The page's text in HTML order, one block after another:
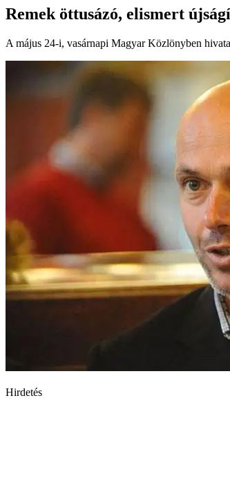
Remek öttusázó, elismert
A május 24-i, vasárnapi Magyar Közlönyben
Hirdetés